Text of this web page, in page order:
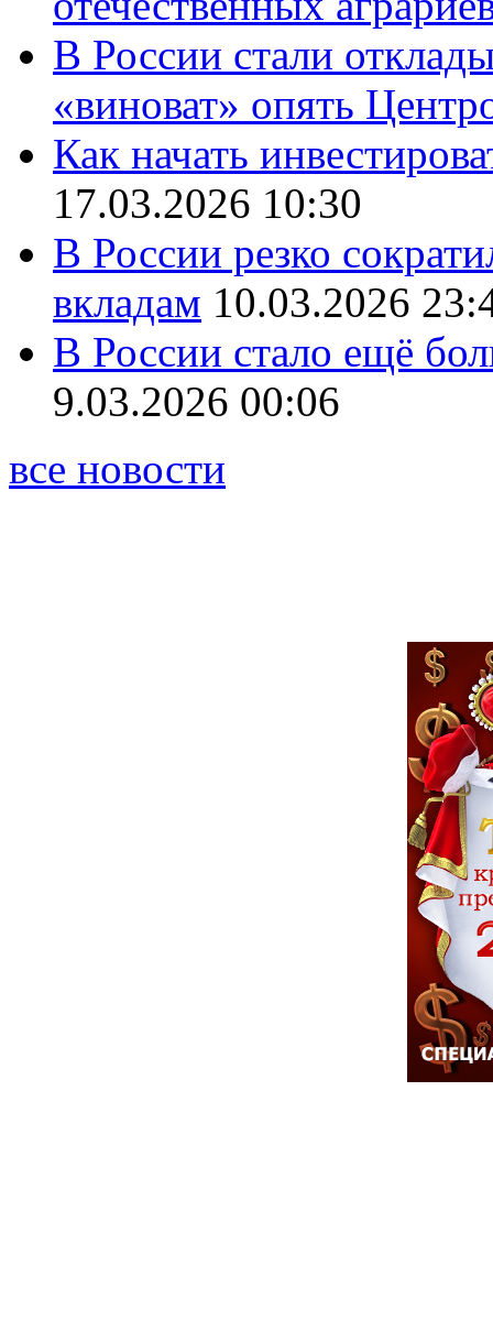
В России стали
«виноват» опять
Как начать
17.03.2026 10:30
В России резко
вкладам 10.03.2026
В России стало ещё
9.03.2026 00:06
все новости